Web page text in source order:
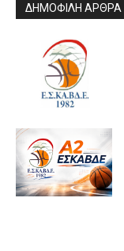
ΔΗΜΟΦΙΛΗ ΑΡΘΡΑ